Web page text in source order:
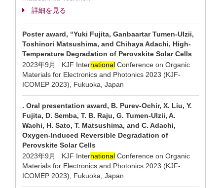
詳細を見る
Poster award, “Yuki Fujita, Ganbaartar Tumen-Ulzii,
Toshinori Matsushima, and Chihaya Adachi, High-
Temperature Degradation of Perovskite Solar Cells
2023年9月 KJF International Conference on Organic
Materials for Electronics and Photonics 2023 (KJF-
ICOMEP 2023), Fukuoka, Japan
. Oral presentation award, B. Purev-Ochir, X. Liu, Y.
Fujita, D. Semba, T. B. Raju, G. Tumen-Ulzii, A.
Wachi, H. Sato, T. Matsushima, and C. Adachi,
Oxygen-Induced Reversible Degradation of
Perovskite Solar Cells
2023年9月 KJF International Conference on Organic
Materials for Electronics and Photonics 2023 (KJF-
ICOMEP 2023), Fukuoka, Japan